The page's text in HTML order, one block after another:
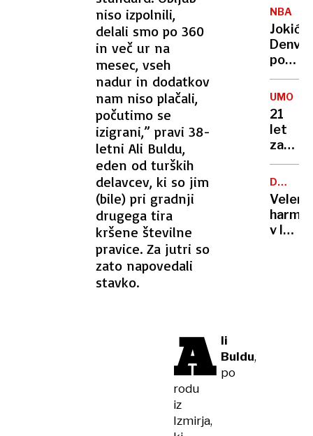
niso izpolnili,
delali smo po 360
in več ur na
mesec, vseh
nadur in dodatkov
nam niso plačali,
počutimo se
izigrani,” pravi 38-
letni Ali Buldu,
eden od turških
delavcev, ki so jim
(bile) pri gradnji
drugega tira
kršene številne
pravice. Za jutri so
zato napovedali
stavko.
A li
Buldu,
po
rodu
iz
Izmirja,
že
več
kot
1000
žrtev
NBA
Jokić
Denver
do
nove
zmage
UMOR
21
let
Bančni
s
pasom
zadavil
ženo
v lov